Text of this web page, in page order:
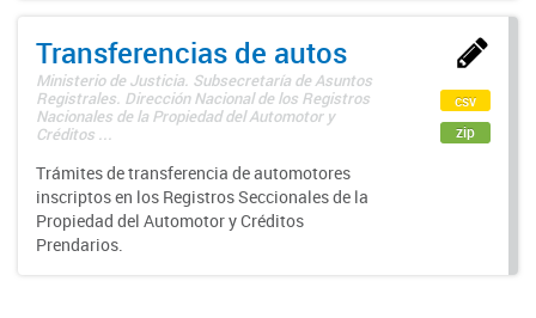
Transferencias de autos
Ministerio de Justicia. Subsecretaría de Asuntos
Registrales. Dirección Nacional de los Registros
Nacionales de la Propiedad del Automotor y
Créditos ...
Trámites de transferencia de automotores
inscriptos en los Registros Seccionales de la
Propiedad del Automotor y Créditos
Prendarios.
csv
zip